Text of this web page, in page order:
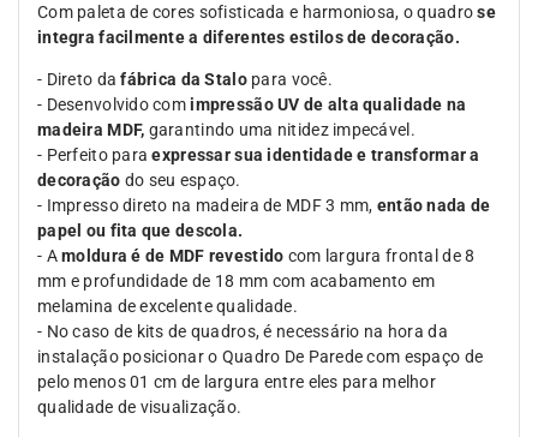
Com paleta de cores sofisticada e harmoniosa, o quadrose
integra facilmente a diferentes estilos de decoração.
- Direto dafábrica da Stalopara você.
- Desenvolvido comimpressão UV de alta qualidade na
madeira MDF, garantindo uma nitidez impecável.
- Perfeito paraexpressar sua identidade e transformar a
decoração do seu espaço.
- Impresso direto na madeira de MDF 3 mm, então nada de
papel ou fita que descola.
- Amoldura é de MDF revestido com largura frontal de 8
mm e profundidade de 18 mm com acabamento em
melamina de excelente qualidade.
- No caso de kits de quadros, é necessário na hora da
instalação posicionar o Quadro De Parede com espaço de
pelo menos 01 cm de largura entre eles para melhor
qualidade de visualização.